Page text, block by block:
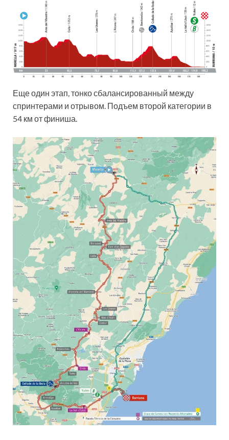
Еще один этап, тонко сбалансированный между
спринтерами и отрывом. Подъем второй категории в
54 км от финиша.